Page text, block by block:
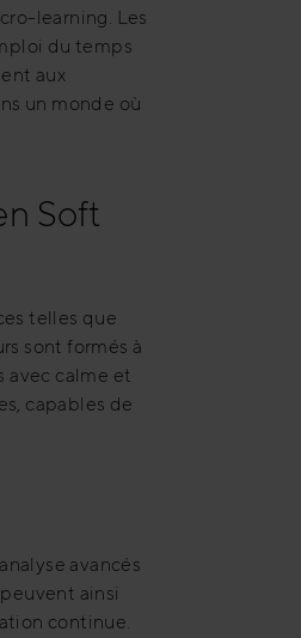
learning. Les
du temps
aux
un monde où
Soft
telles que
sont formés à
avec calme et
capables de
avancés
ainsi
continue.